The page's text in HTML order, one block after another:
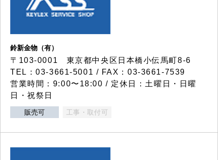
鈴新金物（有）
〒103-0001 東京都中央区日本橋小伝馬町8-6
TEL：03-3661-5001 / FAX：03-3661-7539
営業時間：9:00〜18:00 / 定休日：土曜日・日曜
日・祝祭日
販売可 工事・取付可